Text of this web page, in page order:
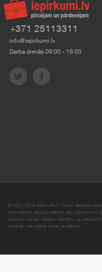
+371 25113311
info@iepirkumi.lv
Darba dienās 09:00 - 18:00
© 2007–2018 Iepirkumi.lv. Visas tiesības
Informācijas pārpublicēšana bez iepirkumi.lv
Imperum nenes nekādu atbildību, ja,
materiāli vai citāda veida zaudējumi.